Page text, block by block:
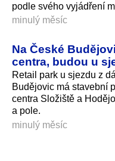
podle svého vyjádření
minulý měsíc
Na České
centra, budou u
Retail park u sjezdu z
Budějovic má stavební
centra Složiště a
a pole.
minulý měsíc